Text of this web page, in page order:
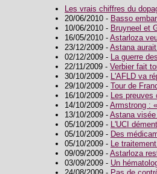
Les vrais chiffres du
20/06/2010 - Basso
10/06/2010 - Bruyneel et
16/05/2010 - Astarloza
23/12/2009 - Astana
02/12/2009 - La guerre
22/11/2009 - Verbier fait
30/10/2009 - L'AFLD va
29/10/2009 - Tour de
16/10/2009 - Les preuves
14/10/2009 - Armstrong :
13/10/2009 - Astana
05/10/2009 - L'UCI
05/10/2009 - Des
05/10/2009 - Le
09/09/2009 - Astarloza
03/09/2009 - Un